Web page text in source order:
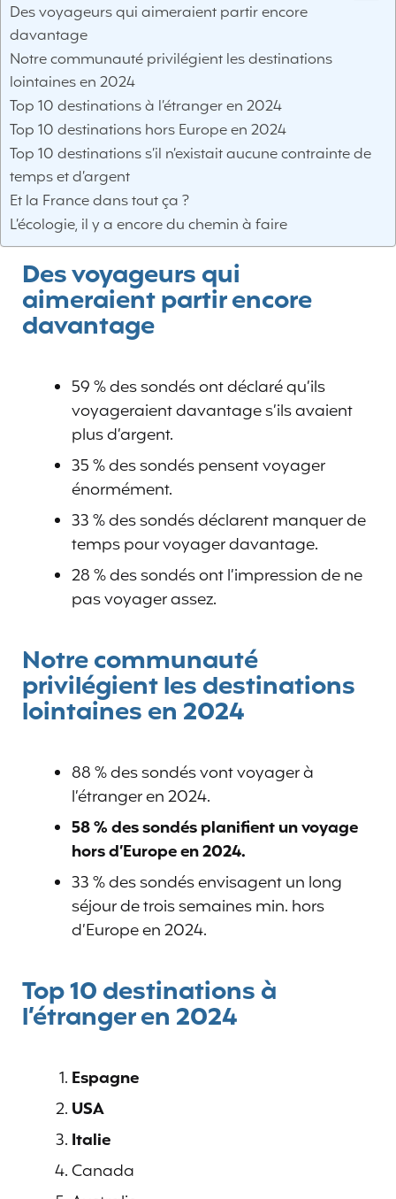
Des voyageurs qui aimeraient partir encore
davantage
Notre communauté privilégient les destinations
lointaines en 2024
Top 10 destinations à l’étranger en 2024
Top 10 destinations hors Europe en 2024
Top 10 destinations s’il n’existait aucune contrainte de
temps et d’argent
Et la France dans tout ça ?
L’écologie, il y a encore du chemin à faire
Des voyageurs qui
aimeraient partir encore
davantage
59 % des sondés ont déclaré qu’ils
voyageraient davantage s’ils avaient
plus d’argent.
35 % des sondés pensent voyager
énormément.
33 % des sondés déclarent manquer de
temps pour voyager davantage.
28 % des sondés ont l’impression de ne
pas voyager assez.
Notre communauté
privilégient les destinations
lointaines en 2024
88 % des sondés vont voyager à
l’étranger en 2024.
58 % des sondés planifient un voyage
hors d’Europe en 2024.
33 % des sondés envisagent un long
séjour de trois semaines min. hors
d’Europe en 2024.
Top 10 destinations à
l’étranger en 2024
Espagne
USA
Italie
Canada